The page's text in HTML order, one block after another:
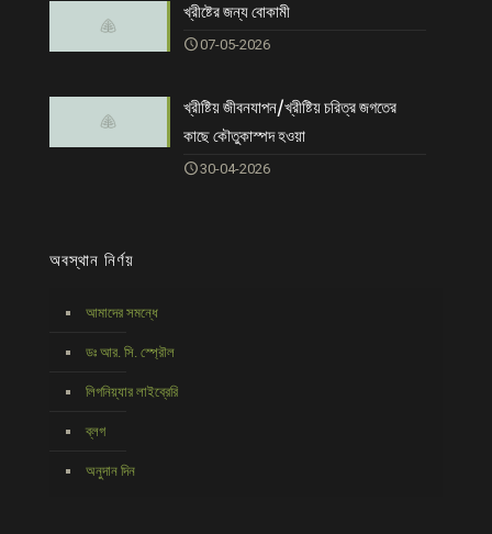
খ্রীষ্টের জন্য বোকামী
07-05-2026
খ্রীষ্টিয় জীবনযাপন/খ্রীষ্টিয় চরিত্র জগতের
কাছে কৌতুকাস্পদ হওয়া
30-04-2026
অবস্থান নির্ণয়
আমাদের সমন্ধে
ডঃ আর. সি. স্প্রৌল
লিগনিয়্যার লাইব্রেরি
ব্লগ
অনুদান দিন